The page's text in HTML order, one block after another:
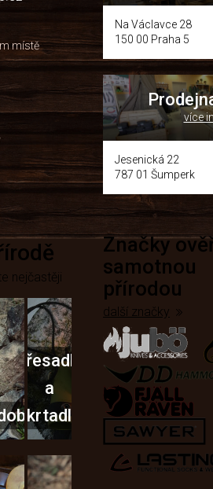
místě
Na Václavce 28
150 00 Praha 5
více
Jesenická 22
787 01 Šumperk
nejčastěji
Křesadla
a
škrtadla
Značky
samotnou
přírodou
další značky